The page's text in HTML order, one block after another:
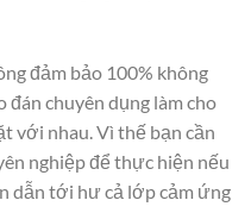
đảm bảo 100% không
đán chuyên dụng làm cho
với nhau. Vì thế bạn cần
nghiệp để thực hiện nếu
dẫn tới hư cả lớp cảm ứng